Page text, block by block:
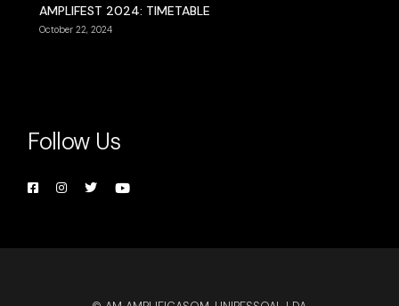
AMPLIFEST 2024: TIMETABLE
October 22, 2024
Follow Us